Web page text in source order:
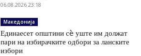
06.08.2026 23:18
Македонија
Единаесет општини сè уште им должат
пари на избирачките одбори за ланските
избори